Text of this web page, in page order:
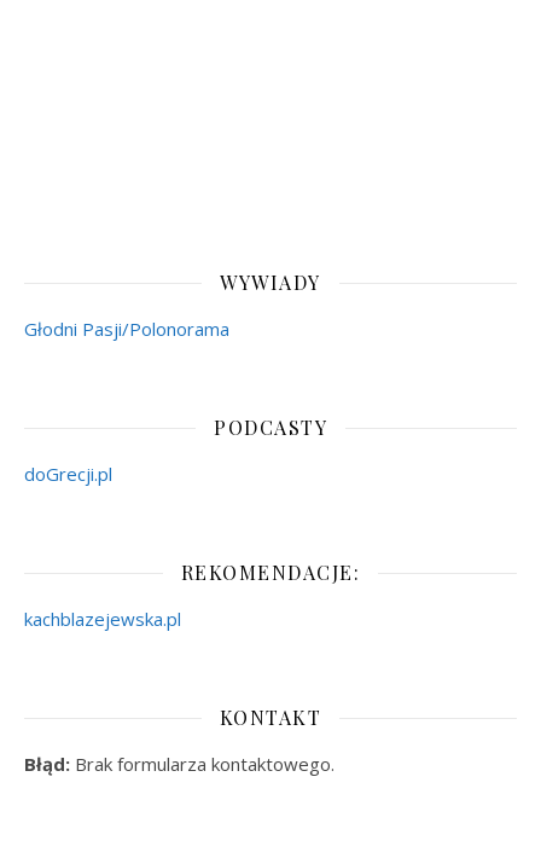
WYWIADY
Głodni Pasji/Polonorama
PODCASTY
doGrecji.pl
REKOMENDACJE:
kachblazejewska.pl
KONTAKT
Błąd: Brak formularza kontaktowego.